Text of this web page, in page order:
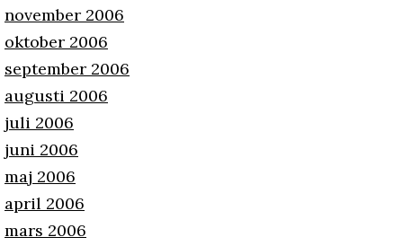
november 2006
oktober 2006
september 2006
augusti 2006
juli 2006
juni 2006
maj 2006
april 2006
mars 2006